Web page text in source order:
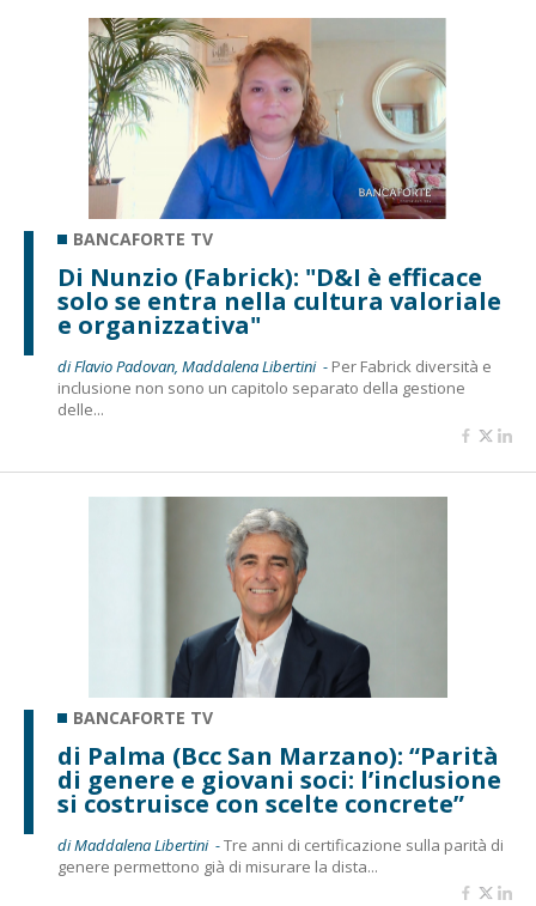
BANCAFORTE TV
Di Nunzio (Fabrick): "D&I è efficace
solo se entra nella cultura valoriale
e organizzativa"
di Flavio Padovan, Maddalena Libertini - Per Fabrick diversità e
inclusione non sono un capitolo separato della gestione
delle...
BANCAFORTE TV
di Palma (Bcc San Marzano): “Parità
di genere e giovani soci: l’inclusione
si costruisce con scelte concrete”
di Maddalena Libertini -Tre anni di certificazione sulla parità di
genere permettono già di misurare la dista...